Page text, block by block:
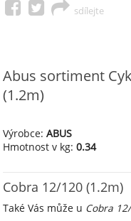
sdílejte
Abus sortiment
(1.2m)
Výrobce:ABUS
Hmotnost v kg:0.34
Cobra 12/120 (1.2m)
Také Vás může u Cobra